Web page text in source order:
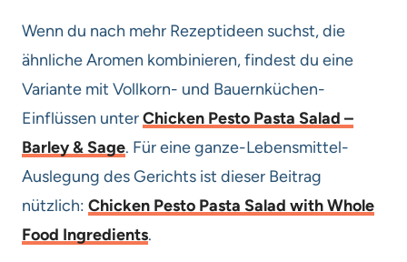
Wenn du nach mehr Rezeptideen suchst, die
ähnliche Aromen kombinieren, findest du eine
Variante mit Vollkorn- und Bauernküchen-
Einflüssen unterChicken Pesto Pasta Salad –
Barley & Sage. Für eine ganze-Lebensmittel-
Auslegung des Gerichts ist dieser Beitrag
nützlich: Chicken Pesto Pasta Salad with Whole
Food Ingredients.